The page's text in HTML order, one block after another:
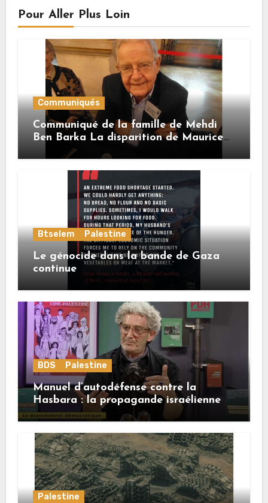
Pour Aller Plus Loin
Communiqués
Communiqué de la famille de Mehdi
Ben Barka La disparition de Maurice
Btselem Palestine
Le génocide dans la bande de Gaza
continue
BDS Palestine
Manuel d’autodéfense contre la
Hasbara : la propagande israélienne
Palestine